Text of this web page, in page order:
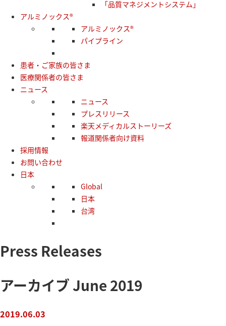
「品質マネジメントシステム」
アルミノックス®
アルミノックス®
パイプライン
患者・ご家族の皆さま
医療関係者の皆さま
ニュース
ニュース
プレスリリース
楽天メディカルストーリーズ
報道関係者向け資料
採用情報
お問い合わせ
日本
Global
日本
台湾
Press Releases
アーカイブ June 2019
2019.06.03